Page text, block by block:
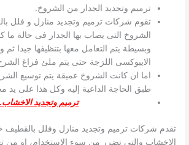
ترميم وتجديد الجدار من الشروخ.
تقوم شركات ترميم وتجديد منازل و فلل
الشروخ التى يصاب بها الجدار فى حالة
وبسيطة يتم التعامل معها بتنظيفها جيدا
الايبوكسى اللزجة حتى يتم ملئ فراغ
اما ان كانت الشروخ عميقة يتم توسيع
طبق الحاجة الداعية إليه وكل هذا على يد
ترميم وتجديد الاخشاب.
تقدم شركات ترميم وتجديد منازل وفلل بالقطيف
الاخشاب والتى تضرر من سوء الاستخدام، او